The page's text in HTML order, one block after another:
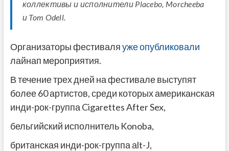
коллективы и исполнители Placebo, Morcheeba
и Tom Odell.
Организаторы фестиваляуже опубликовали
лайнап мероприятия.
В течение трех дней на фестивале выступят
более 60 артистов, среди которых американская
инди-рок-группа Cigarettes After Sex,
бельгийский исполнитель Konoba,
британская инди-рок-группа аlt-J,